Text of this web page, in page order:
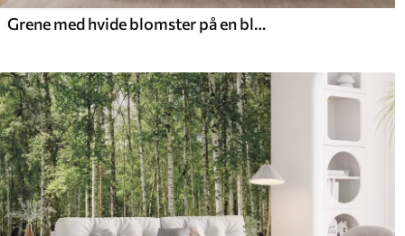
Grene med hvide blomster på en blød beige baggrund